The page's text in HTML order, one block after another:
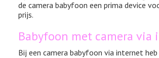
de camera babyfoon een prima device
prijs.
Babyfoon met camera via
Bij een camera babyfoon via internet heb